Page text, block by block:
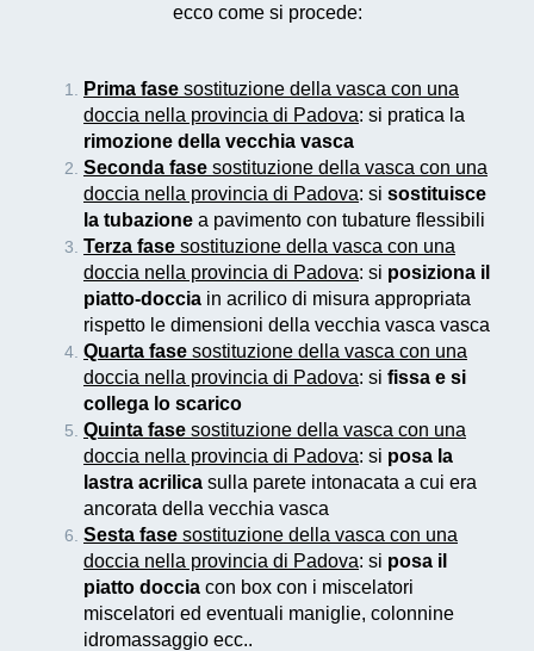
ecco come si procede:
Prima fase sostituzione della vasca con una
doccia nella provincia di Padova: si pratica la
rimozione della vecchia vasca
Seconda fase sostituzione della vasca con una
doccia nella provincia di Padova: si sostituisce
la tubazione a pavimento con tubature flessibili
Terza fase sostituzione della vasca con una
doccia nella provincia di Padova: si posiziona il
piatto-doccia in acrilico di misura appropriata
rispetto le dimensioni della vecchia vasca vasca
Quarta fase sostituzione della vasca con una
doccia nella provincia di Padova: si fissa e si
collega lo scarico
Quinta fase sostituzione della vasca con una
doccia nella provincia di Padova: si posa la
lastra acrilica sulla parete intonacata a cui era
ancorata della vecchia vasca
Sesta fase sostituzione della vasca con una
doccia nella provincia di Padova: si posa il
piatto doccia con box con i miscelatori
miscelatori ed eventuali maniglie, colonnine
idromassaggio ecc..